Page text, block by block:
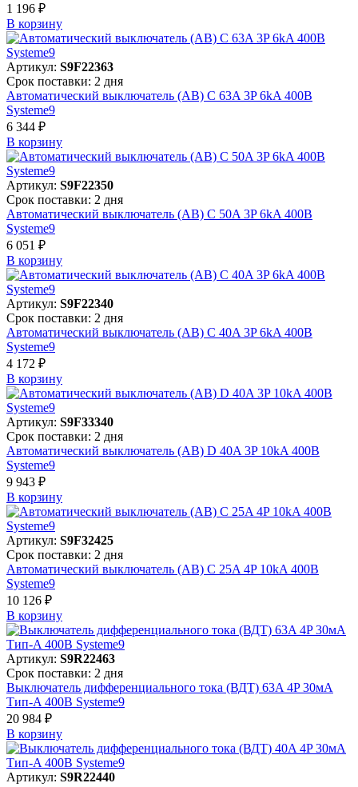
1 196 ₽
В корзинy
Артикул: S9F22363
Срок поставки: 2 дня
Автоматический выключатель (АВ) C 63A 3P 6kA 400В
Systeme9
6 344 ₽
В корзинy
Артикул: S9F22350
Срок поставки: 2 дня
Автоматический выключатель (АВ) C 50A 3P 6kA 400В
Systeme9
6 051 ₽
В корзинy
Артикул: S9F22340
Срок поставки: 2 дня
Автоматический выключатель (АВ) C 40A 3P 6kA 400В
Systeme9
4 172 ₽
В корзинy
Артикул: S9F33340
Срок поставки: 2 дня
Автоматический выключатель (АВ) D 40A 3P 10kA 400В
Systeme9
9 943 ₽
В корзинy
Артикул: S9F32425
Срок поставки: 2 дня
Автоматический выключатель (АВ) C 25A 4P 10kA 400В
Systeme9
10 126 ₽
В корзинy
Артикул: S9R22463
Срок поставки: 2 дня
Выключатель дифференциального тока (ВДТ) 63A 4P 30мА
Тип-A 400В Systeme9
20 984 ₽
В корзинy
Артикул: S9R22440